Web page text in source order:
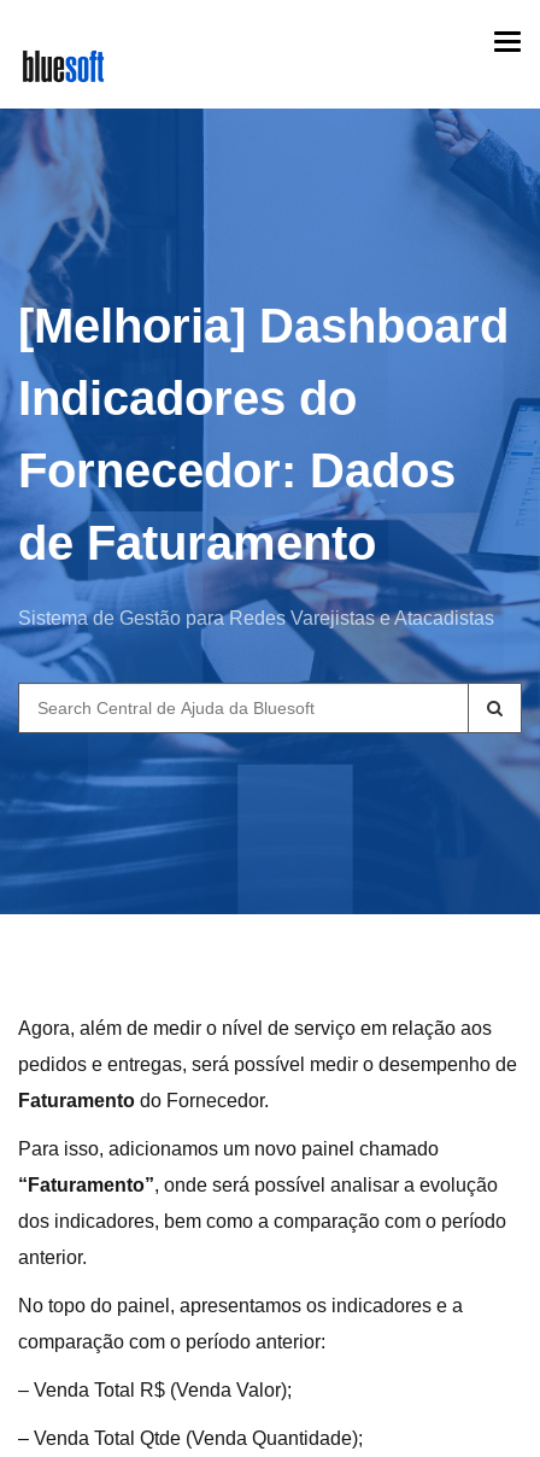
main
content
[Melhoria] Dashboard
Indicadores do
Fornecedor: Dados
de Faturamento
Sistema de Gestão para Redes Varejistas e Atacadistas
Search
for:
Agora, além de medir o nível de serviço em relação aos
pedidos e entregas, será possível medir o desempenho de
Faturamento do Fornecedor.
Para isso, adicionamos um novo painel chamado
“Faturamento”, onde será possível analisar a evolução
dos indicadores, bem como a comparação com o período
anterior.
No topo do painel, apresentamos os indicadores e a
comparação com o período anterior:
– Venda Total R$ (Venda Valor);
– Venda Total Qtde (Venda Quantidade);